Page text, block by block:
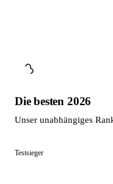
Die besten 2026
Unser unabhängiges
Testsieger